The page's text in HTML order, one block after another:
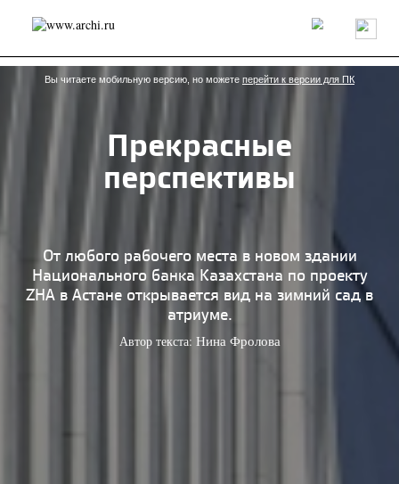
Россия Мир Технологии Интерьер Пресса
Архитекторы
Проекты
Конкурсы События Книги Вакансии
Анонсы конкурсов
Блог
Интервью
Объект
Результаты конкурса
Книги
Наследие Образование
Урбанистика
Эко
Вы читаете мобильную версию, но можете перейти к версии для ПК
Прекрасные
перспективы
От любого рабочего места в новом здании
Национального банка Казахстана по проекту
ZHA в Астане открывается вид на зимний сад в
атриуме.
Автор текста: Нина Фролова